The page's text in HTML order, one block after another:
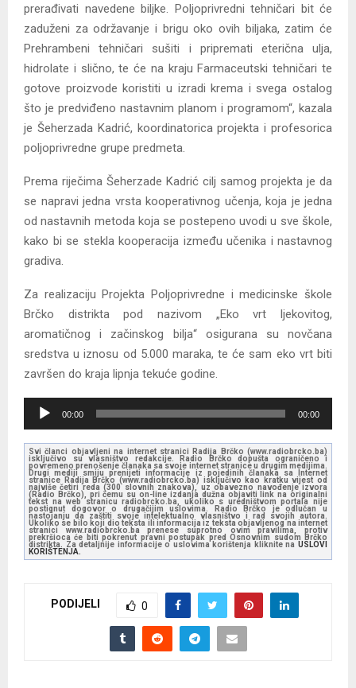
prerađivati navedene biljke. Poljoprivredni tehničari bit će
zaduženi za održavanje i brigu oko ovih biljaka, zatim će
Prehrambeni tehničari sušiti i pripremati eterična ulja,
hidrolate i slično, te će na kraju Farmaceutski tehničari te
gotove proizvode koristiti u izradi krema i svega ostalog
što je predviđeno nastavnim planom i programom“, kazala
je Šeherzada Kadrić, koordinatorica projekta i profesorica
poljoprivredne grupe predmeta.
Prema riječima Šeherzade Kadrić cilj samog projekta je da
se napravi jedna vrsta kooperativnog učenja, koja je jedna
od nastavnih metoda koja se postepeno uvodi u sve škole,
kako bi se stekla kooperacija između učenika i nastavnog
gradiva.
Za realizaciju Projekta Poljoprivredne i medicinske škole
Brčko distrikta pod nazivom „Eko vrt ljekovitog,
aromatičnog i začinskog bilja“ osigurana su novčana
sredstva u iznosu od 5.000 maraka, te će sam eko vrt biti
završen do kraja lipnja tekuće godine.
u
d
o
P
a
00:00 00:00
Svi članci objavljeni na internet stranici Radija Brčko (www.radiobrcko.ba)
isključivo su vlasništvo redakcije. Radio Brčko dopušta ograničeno i
povremeno prenošenje članaka sa svoje internet stranice u drugim medijima.
Drugi mediji smiju prenijeti informacije iz pojedinih članaka sa Internet
stranice Radija Brčko (www.radiobrcko.ba) isključivo kao kratku vijest od
najviše četiri reda (300 slovnih znakova), uz obavezno navođenje izvora
(Radio Brčko), pri čemu su on-line izdanja dužna objaviti link na originalni
tekst na web stranicu radiobrcko.ba, ukoliko s uredništvom portala nije
postignut dogovor o drugačijim uslovima. Radio Brčko je odlučan u
nastojanju da zaštiti svoje intelektualno vlasništvo i rad svojih autora.
Ukoliko se bilo koji dio teksta ili informacija iz teksta objavljenog na internet
stranici www.radiobrcko.ba prenese suprotno ovim pravilima, protiv
prekršioca će biti pokrenut pravni postupak pred Osnovnim sudom Brčko
distrikta. Za detaljnije informacije o uslovima korištenja kliknite na USLOVI
KORIŠTENJA.
PODIJELI 0